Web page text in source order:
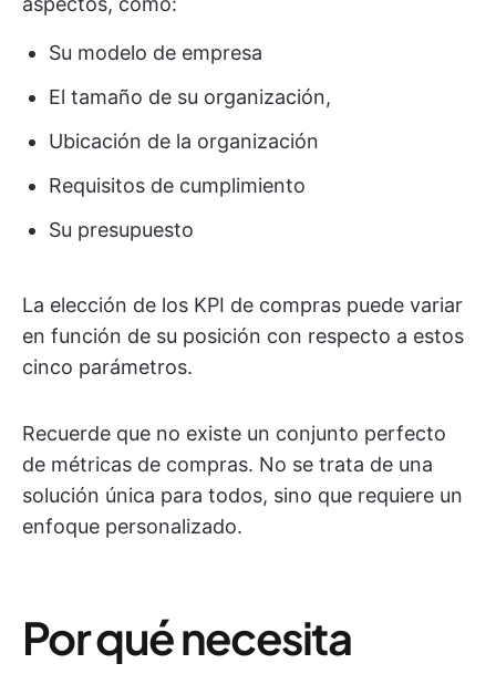
Su modelo de empresa
El tamaño de su organización,
Ubicación de la organización
Requisitos de cumplimiento
Su presupuesto
La elección de los KPI de compras puede variar
en función de su posición con respecto a estos
cinco parámetros.
Recuerde que no existe un conjunto perfecto
de métricas de compras. No se trata de una
solución única para todos, sino que requiere un
enfoque personalizado.
Por qué necesita